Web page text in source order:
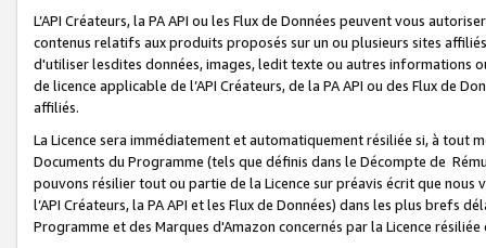
L’API Créateurs, la PA API ou les Flux de Données peuvent vous
contenus relatifs aux produits proposés sur un ou plusieurs sites
d'utiliser lesdites données, images, ledit texte ou autres informations
de licence applicable de l’API Créateurs, de la PA API ou des Flux de
affiliés.
La Licence sera immédiatement et automatiquement résiliée si, à
Documents du Programme (tels que définis dans le Décompte de
pouvons résilier tout ou partie de la Licence sur préavis écrit que
l’API Créateurs, la PA API et les Flux de Données) dans les plus
Programme et des Marques d'Amazon concernés par la Licence